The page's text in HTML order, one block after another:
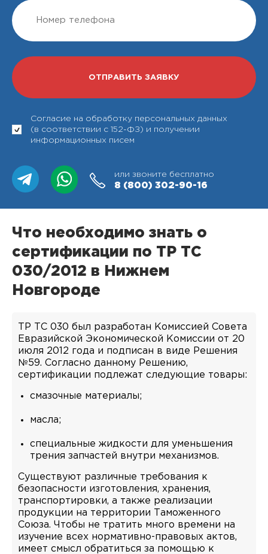
Согласие на обработку персональных данных
(в соответствии с 152-ФЗ) и получении
информационных писем
или звоните бесплатно
8 (800) 302-90-16
Что необходимо знать о
сертификации по ТР ТС
030/2012 в Нижнем
Новгороде
ТР ТС 030 был разработан Комиссией Совета
Евразийской Экономической Комиссии от 20
июля 2012 года и подписан в виде Решения
№59. Согласно данному Решению,
сертификации подлежат следующие товары:
смазочные материалы;
масла;
специальные жидкости для уменьшения
трения запчастей внутри механизмов.
Существуют различные требования к
безопасности изготовления, хранения,
транспортировки, а также реализации
продукции на территории Таможенного
Союза. Чтобы не тратить много времени на
изучение всех нормативно-правовых актов,
имеет смысл обратиться за помощью к